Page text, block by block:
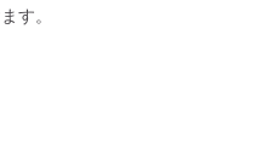
す。